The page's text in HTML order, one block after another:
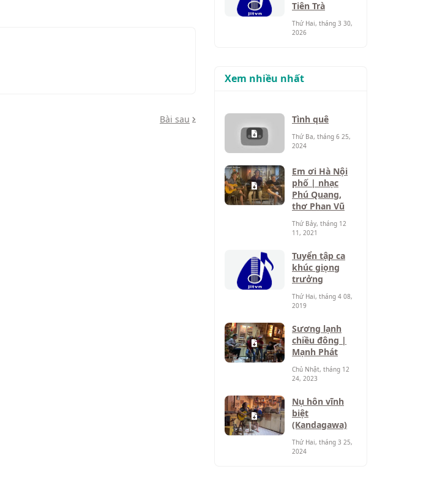
Bài sau
Tiên Trà
Thứ Hai, tháng 3 30,
2026
Xem nhiều nhất
Tình quê
Thứ Ba, tháng 6 25,
2024
Em ơi Hà Nội
phố | nhạc
Phú Quang,
thơ Phan Vũ
Thứ Bảy, tháng 12
11, 2021
Tuyển tập ca
khúc giọng
trưởng
Thứ Hai, tháng 4 08,
2019
Sương lạnh
chiều đông |
Mạnh Phát
Chủ Nhật, tháng 12
24, 2023
Nụ hôn vĩnh
biệt
(Kandagawa)
Thứ Hai, tháng 3 25,
2024